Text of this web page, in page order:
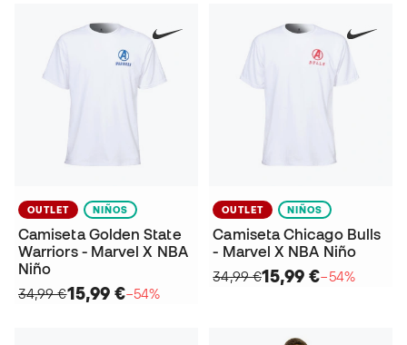
OUTLET NIÑOS
Camiseta Golden State
Warriors - Marvel X NBA
Niño
34,99 €15,99 €−54%
OUTLET NIÑOS
Camiseta Chicago Bulls
- Marvel X NBA Niño
34,99 €15,99 €−54%